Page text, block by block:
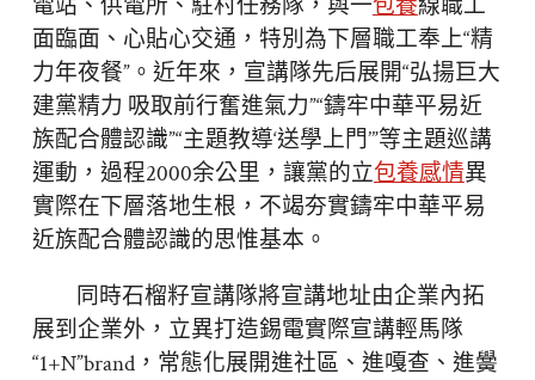
電站、供電所、駐村任務隊，與一包養線職工
面臨面、心貼心交通，特別為下層職工奉上“精
力年夜餐”。近年來，宣講隊先后展開“弘揚巨大
建黨精力 吸取前行奮進氣力”“鑄牢中華平易近
族配合體認識”“主題教導‘送學上門’”等主題巡講
運動，過程2000余公里，讓黨的立包養感情異
實際在下層落地生根，不竭夯實鑄牢中華平易
近族配合體認識的思惟基本。
同時石榴籽宣講隊將宣講地址由企業內拓
展到企業外，立異打造錫電實際宣講輕馬隊
“1+N”brand，常態化展開進社區、進嘎查、進黌